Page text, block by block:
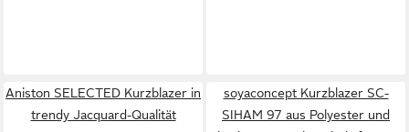
Aniston SELECTED Kurzblazer in
trendy Jacquard-Qualität
soyaconcept Kurzblazer SC-
SIHAM 97 aus Polyester und